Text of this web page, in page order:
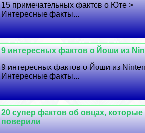
15 примечательных фактов о Юте >
Интересные факты...
9 интересных фактов о Йоши из
9 интересных фактов о Йоши из
Интересные факты...
20 супер фактов об овцах,
поверили